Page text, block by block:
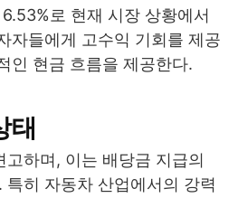
로 현재 시장 상황에서
자들에게 고수익 기회를 제공
인 현금 흐름을 제공한다.
태
하며, 이는 배당금 지급의
특히 자동차 산업에서의 강력